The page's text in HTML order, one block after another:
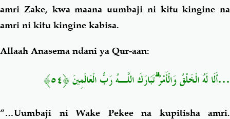
amri Zake, kwa maana uumbaji ni kitu kingine na
amri ni kitu kingine kabisa.
Allaah Anasema ndani ya Qur-aan:
…أَلَا لَهُ الْخَلْقُ وَالْأَمْرُ ۗتَبَارَكَ اللَّـهُ رَبُّ الْعَالَمِينَ ﴿٥٤﴾
“…Uumbaji ni Wake Pekee na kupitisha amri.